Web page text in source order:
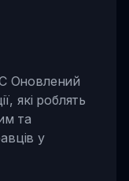
Оновлений
які роблять
та
у